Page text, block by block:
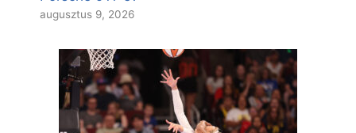
augusztus 9, 2026